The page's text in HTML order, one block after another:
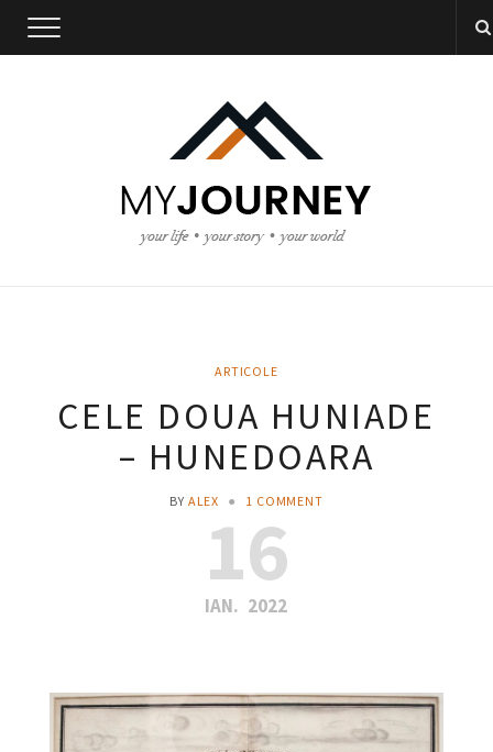
ARTICOLE
CELE DOUA HUNIADE
– HUNEDOARA
BY ALEX ● 1 COMMENT
16
IAN. 2022